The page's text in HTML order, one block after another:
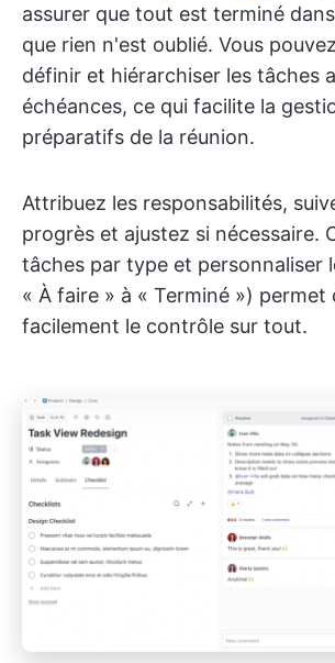
assurer que tout est terminé
que rien n'est oublié. Vous
définir et hiérarchiser les tâches
échéances, ce qui facilite la
préparatifs de la réunion.
Attribuez les responsabilités,
progrès et ajustez si nécessaire.
tâches par type et personnaliser
« À faire » à « Terminé ») permet
facilement le contrôle sur tout.